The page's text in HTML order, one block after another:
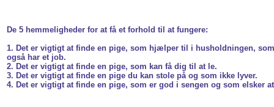
De 5 hemmeligheder for at få et forhold til at fungere:
1. Det er vigtigt at finde en pige, som hjælper til i husholdningen,
også har et job.
2. Det er vigtigt at finde en pige, som kan få dig til at le.
3. Det er vigtigt at finde en pige du kan stole på og som ikke lyver.
4. Det er vigtigt at finde en pige, som er god i sengen og som elsker